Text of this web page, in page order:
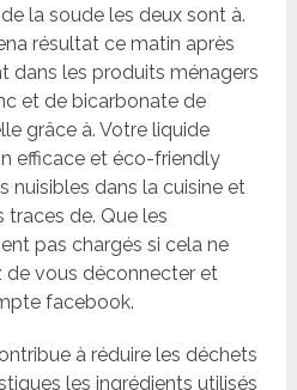
la soude les deux sont à.
résultat ce matin après
dans les produits ménagers
et de bicarbonate de
grâce à. Votre liquide
efficace et éco-friendly
nuisibles dans la cuisine et
traces de. Que les
pas chargés si cela ne
vous déconnecter et
facebook.
à réduire les déchets
les ingrédients utilisés